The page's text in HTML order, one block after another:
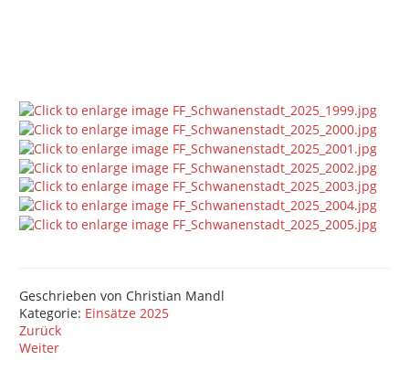
Geschrieben von Christian Mandl
Kategorie: Einsätze 2025
Zurück
Weiter